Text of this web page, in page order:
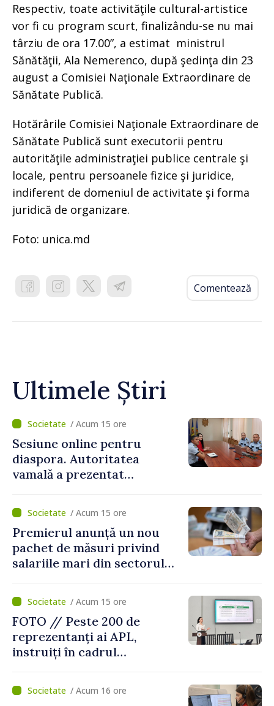
Respectiv, toate activităţile cultural-artistice
vor fi cu program scurt, finalizându-se nu mai
târziu de ora 17.00”, a estimat ministrul
Sănătăţii, Ala Nemerenco, după şedinţa din 23
august a Comisiei Naţionale Extraordinare de
Sănătate Publică.
Hotărârile Comisiei Naţionale Extraordinare de
Sănătate Publică sunt executorii pentru
autorităţile administraţiei publice centrale şi
locale, pentru persoanele fizice şi juridice,
indiferent de domeniul de activitate şi forma
juridică de organizare.
Foto: unica.md
Comentează
Ultimele Știri
/ Acum 15 ore
Sesiune online pentru
diaspora. Autoritatea
vamală a prezentat
revenirea în țară
/ Acum 15 ore
Premierul anunță un nou
pachet de măsuri privind
salariile mari din sectorul
/ Acum 15 ore
FOTO // Peste 200 de
reprezentanți ai APL,
instruiți în cadrul
Mediu privind aplicarea a
două regulamente din
/ Acum 16 ore